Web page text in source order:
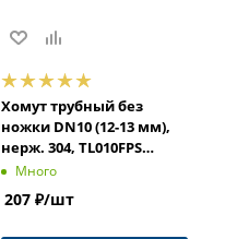
Хомут трубный без
ножки DN10 (12-13 мм),
нерж. 304, TL010FPS
TITAN LOCK
Много
207 ₽/шт